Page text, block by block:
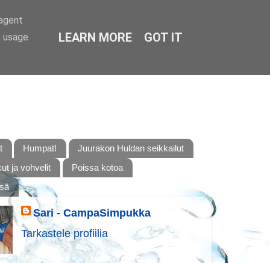
Humpat!
Juurakon Huldan seikkailut
ja vohvelit
Poissa kotoa
Sari - CampaSimpukka
Tarkastele profiilia
LEARN MORE GOT IT